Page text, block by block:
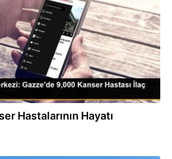
Hastalarının Hayatı